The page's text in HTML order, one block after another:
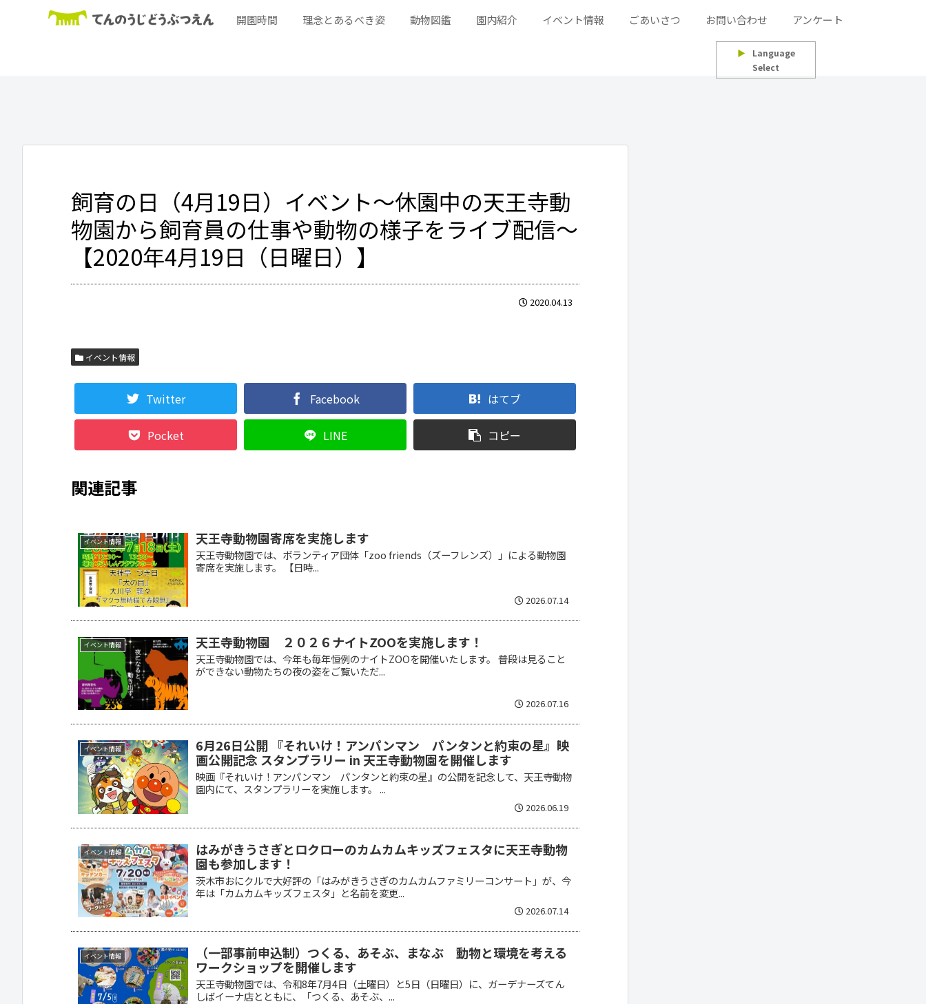
開園時間 理念とあるべき姿 動物図鑑 園内紹介 イベント情報 ごあいさつ お問い合わせ アンケート
▶
Language
Select
飼育の日（4月19日）イベント～休園中の天王寺動
物園から飼育員の仕事や動物の様子をライブ配信～
【2020年4月19日（日曜日）】
2020.04.13
イベント情報
Twitter Facebook はてブ
Pocket LINE コピー
関連記事
イベント情報 天王寺動物園寄席を実施します
天王寺動物園では、ボランティア団体「zoo friends（ズーフレンズ）」による動物園
寄席を実施します。 【日時...
2026.07.14
イベント情報 天王寺動物園 ２０２６ナイトZOOを実施します！
天王寺動物園では、今年も毎年恒例のナイトZOOを開催いたします。 普段は見ること
ができない動物たちの夜の姿をご覧いただ...
2026.07.16
イベント情報
6月26日公開 『それいけ！アンパンマン パンタンと約束の星』映
画公開記念 スタンプラリー in 天王寺動物園を開催します
映画『それいけ！アンパンマン パンタンと約束の星』の公開を記念して、天王寺動物
園内にて、スタンプラリーを実施します。 ...
2026.06.19
イベント情報
はみがきうさぎとロクローのカムカムキッズフェスタに天王寺動物
園も参加します！
茨木市おにクルで大好評の「はみがきうさぎのカムカムファミリーコンサート」が、今
年は「カムカムキッズフェスタ」と名前を変更...
2026.07.14
イベント情報
（一部事前申込制）つくる、あそぶ、まなぶ 動物と環境を考える
ワークショップを開催します
天王寺動物園では、令和8年7月4日（土曜日）と5日（日曜日）に、ガーデナーズてん
しばイーナ店とともに、「つくる、あそぶ、...